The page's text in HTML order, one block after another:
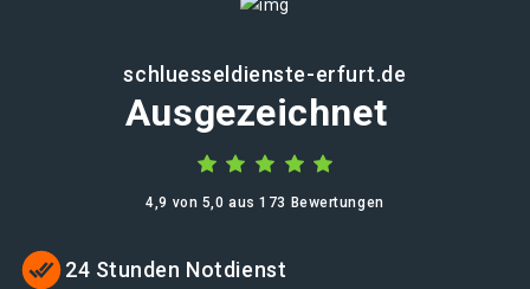
schluesseldienste-erfurt.de
Ausgezeichnet
4,9 von 5,0 aus 173 Bewertungen
24 Stunden Notdienst